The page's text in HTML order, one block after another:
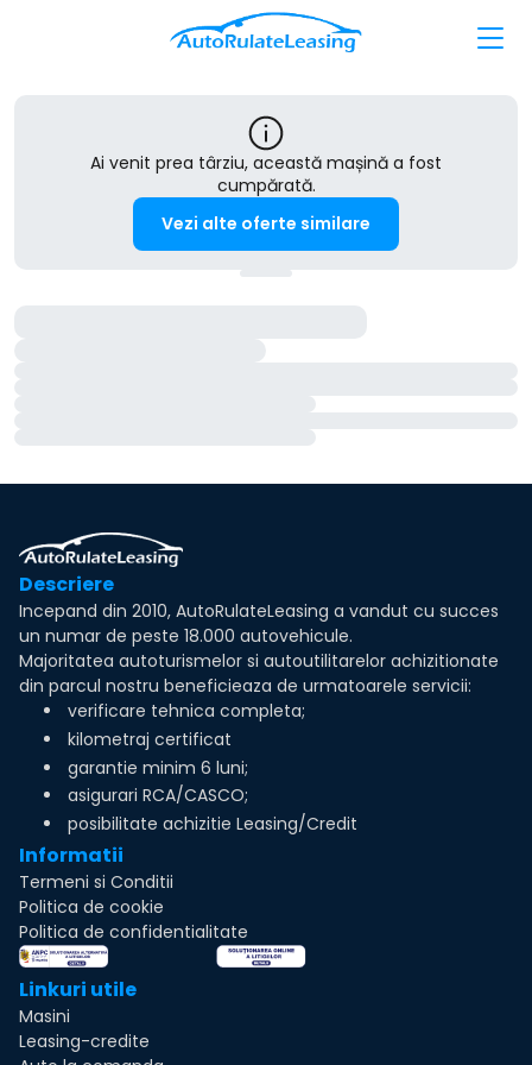
Ai venit prea târziu, această mașină a fost
cumpărată.
Vezi alte oferte similare
Descriere
Incepand din 2010, AutoRulateLeasing a vandut cu succes
un numar de peste 18.000 autovehicule.
Majoritatea autoturismelor si autoutilitarelor achizitionate
din parcul nostru beneficieaza de urmatoarele servicii:
verificare tehnica completa;
kilometraj certificat
garantie minim 6 luni;
asigurari RCA/CASCO;
posibilitate achizitie Leasing/Credit
Informatii
Termeni si Conditii
Politica de cookie
Politica de confidentialitate
Linkuri utile
Masini
Leasing-credite